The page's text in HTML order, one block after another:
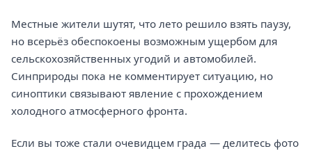
Местные жители шутят, что лето решило взять паузу,
но всерьёз обеспокоены возможным ущербом для
сельскохозяйственных угодий и автомобилей.
Синприроды пока не комментирует ситуацию, но
синоптики связывают явление с прохождением
холодного атмосферного фронта.
Если вы тоже стали очевидцем града — делитесь фото